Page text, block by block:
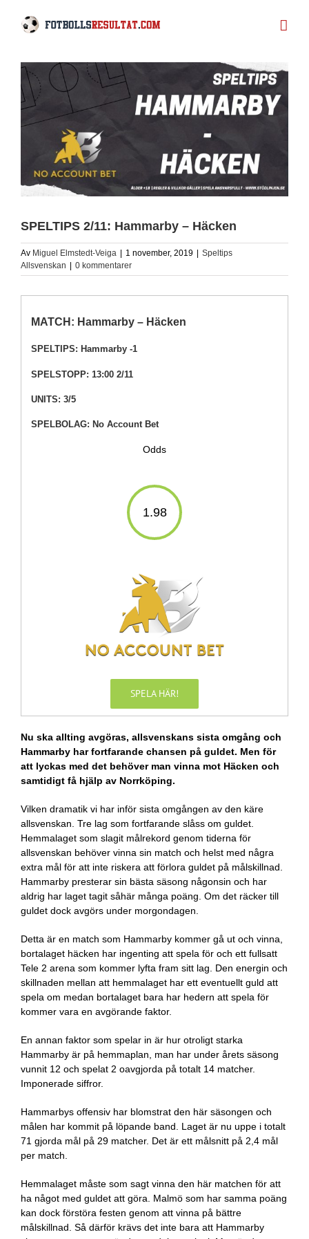
innehållet
SPELTIPS 2/11: Hammarby – Häcken
Av Miguel Elmstedt-Veiga 1 november, 2019
Speltips
Allsvenskan
0 kommentarer
MATCH: Hammarby – Häcken
SPELTIPS: Hammarby -1
SPELSTOPP: 13:00 2/11
UNITS: 3/5
SPELBOLAG: No Account Bet
Odds
1.98
SPELA HÄR!
Nu ska allting avgöras, allsvenskans sista omgång och
Hammarby har fortfarande chansen på guldet. Men för
att lyckas med det behöver man vinna mot Häcken och
samtidigt få hjälp av Norrköping.
Vilken dramatik vi har inför sista omgången av den käre
allsvenskan. Tre lag som fortfarande slåss om guldet.
Hemmalaget som slagit målrekord genom tiderna för
allsvenskan behöver vinna sin match och helst med några
extra mål för att inte riskera att förlora guldet på målskillnad.
Hammarby presterar sin bästa säsong någonsin och har
aldrig har laget tagit såhär många poäng. Om det räcker till
guldet dock avgörs under morgondagen.
Detta är en match som Hammarby kommer gå ut och vinna,
bortalaget häcken har ingenting att spela för och ett fullsatt
Tele 2 arena som kommer lyfta fram sitt lag. Den energin och
skillnaden mellan att hemmalaget har ett eventuellt guld att
spela om medan bortalaget bara har hedern att spela för
kommer vara en avgörande faktor.
En annan faktor som spelar in är hur otroligt starka
Hammarby är på hemmaplan, man har under årets säsong
vunnit 12 och spelat 2 oavgjorda på totalt 14 matcher.
Imponerade siffror.
Hammarbys offensiv har blomstrat den här säsongen och
målen har kommit på löpande band. Laget är nu uppe i totalt
71 gjorda mål på 29 matcher. Det är ett målsnitt på 2,4 mål
per match.
Hemmalaget måste som sagt vinna den här matchen för att
ha något med guldet att göra. Malmö som har samma poäng
kan dock förstöra festen genom att vinna på bättre
målskillnad. Så därför krävs det inte bara att Hammarby